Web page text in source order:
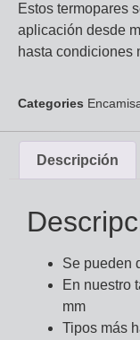
Estos termopares
aplicación desde
hasta condiciones
Categories
Descripción
Se pueden
En nuestro
mm
Tipos más